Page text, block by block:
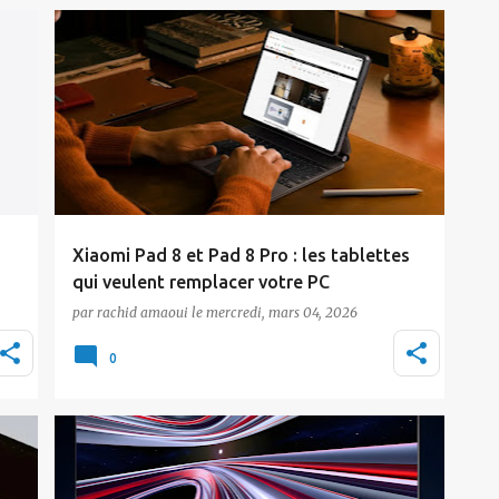
Xiaomi Pad 8 et Pad 8 Pro : les tablettes
qui veulent remplacer votre PC
Presentées au MWC de Barcelone aux côtés
de la série Xiaomi 17, les nouvelles tablettes
par rachid amaoui le mercredi, mars 04, 2026
Actualité MWC2026 Xiaomi
0
Actualité Xiaomi